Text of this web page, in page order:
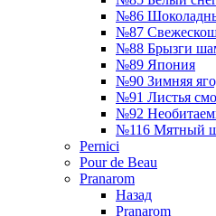
№86
№87
№88 Брызги
№89 Япония
№90 Зимняя
№91 Листья
№92
№116 Мятный
Pernici
Pour de Beau
Pranarom
Назад
Pranarom